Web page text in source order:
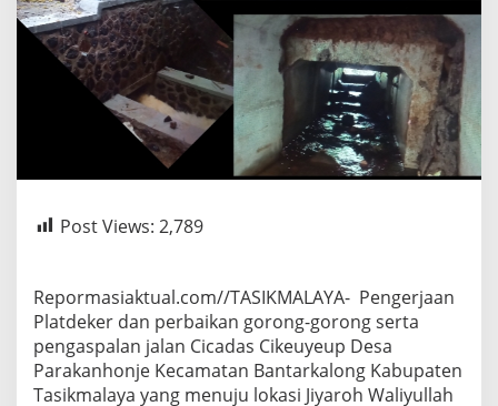
Post Views: 2,789
Repormasiaktual.com//TASIKMALAYA- Pengerjaan
Platdeker dan perbaikan gorong-gorong serta
pengaspalan jalan Cicadas Cikeuyeup Desa
Parakanhonje Kecamatan Bantarkalong Kabupaten
Tasikmalaya yang menuju lokasi Jiyaroh Waliyullah